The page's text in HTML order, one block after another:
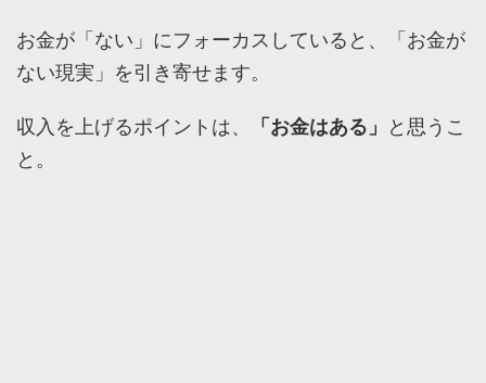
お金が「ない」にフォーカスしていると、「お金が
ない現実」を引き寄せます。
収入を上げるポイントは、 「お金はある」
と思うこ
と。